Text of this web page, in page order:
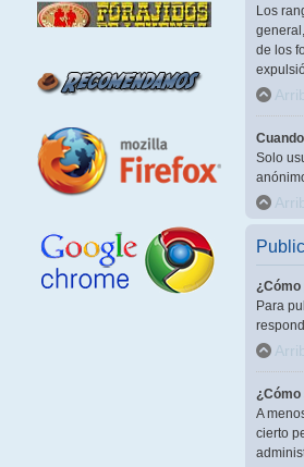
Los
de los
Solo
¿Cómo
Para
¿Cómo
A
cierto